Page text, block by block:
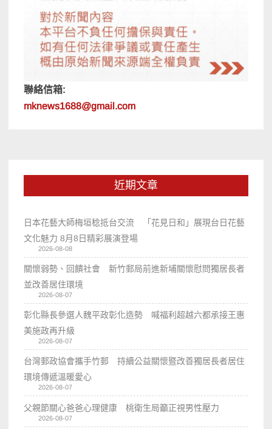
聯絡信箱:
mknews1688@gmail.com
近期文章
日本花藝大師梅垣稔抵台交流 「花見日和」展現台日花藝
文化魅力 8月8日精彩展演登場
2026-08-08
關懷弱勢、回饋社會 新竹郵局前進新埔關懷慰問獨居長者
並改善居住環境
2026-08-07
彰化縣長參選人魏平政彰化造勢 喊福利超越六都承接王惠
美施政再升級
2026-08-07
台灣郵政協會攜手竹郵 持續公益關懷暨改善獨居長者居住
環境傳遞溫暖愛心
2026-08-07
父親節關心爸爸心理健康 桃衛生局籲正視男性壓力
2026-08-07